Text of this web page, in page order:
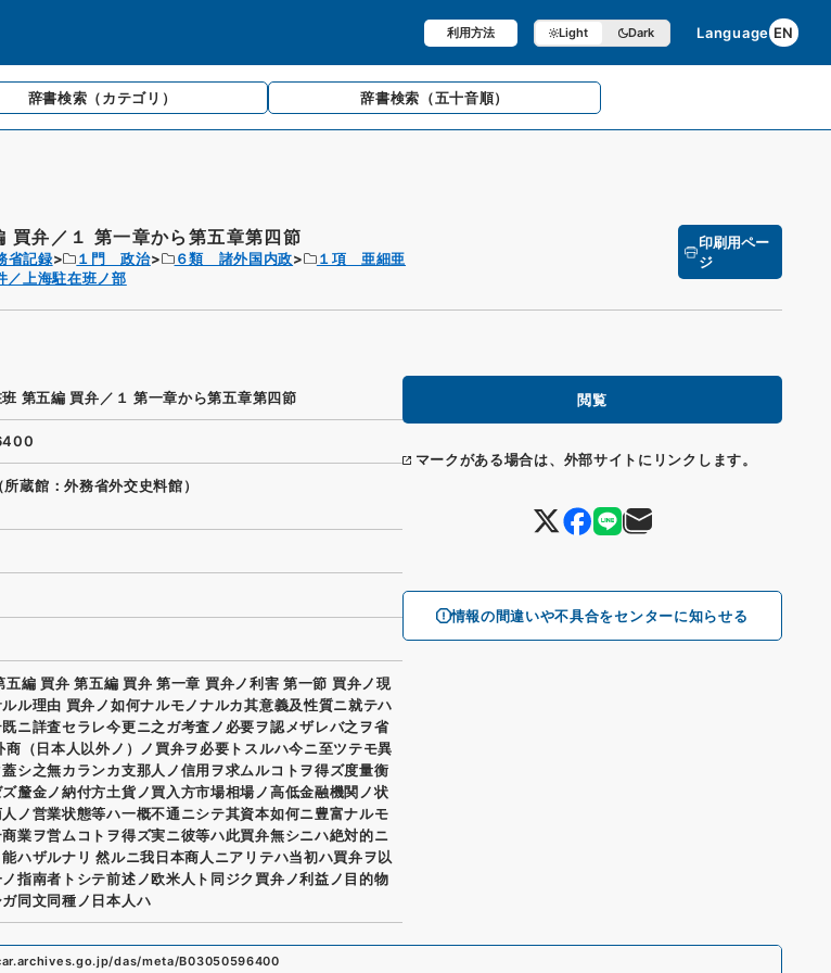
利用方法 Light Dark Language EN
辞書検索 （カテゴリ） 辞書検索 （五十音順）
買弁／１ 第一章から第五章第四節
省記録 １門 政治 ６類 諸外国内政
１項 亜細亜
／上海駐在班ノ部
印刷用ペー
ジ
閲覧
マークがある場合は、外部サイトにリンクします。
情報の間違いや不具合をセンターに知らせる
班 第五編 買弁／１ 第一章から第五章第四節
蔵館：外務省外交史料館）
五編 買弁 第五編 買弁 第一章 買弁ノ利害 第一節 買弁ノ現
ル理由 買弁ノ如何ナルモノナルカ其意義及性質ニ就テハ
ニ詳査セラレ今更ニ之ガ考査ノ必要ヲ認メザレバ之ヲ省
商（日本人以外ノ）ノ買弁ヲ必要トスルハ今ニ至ツテモ異
シ之無カランカ支那人ノ信用ヲ求ムルコトヲ得ズ度量衡
釐金ノ納付方土貨ノ買入方市場相場ノ高低金融機関ノ状
ノ営業状態等ハ一概不通ニシテ其資本如何ニ豊富ナルモ
業ヲ営ムコトヲ得ズ実ニ彼等ハ此買弁無シニハ絶対的ニ
ハザルナリ 然ルニ我日本商人ニアリテハ当初ハ買弁ヲ以
指南者トシテ前述ノ欧米人ト同ジク買弁ノ利益ノ目的物
ガ同文同種ノ日本人ハ
das/meta/B03050596400